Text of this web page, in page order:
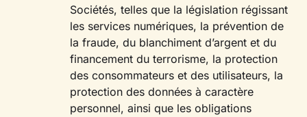
Sociétés, telles que la législation régissant
les services numériques, la prévention de
la fraude, du blanchiment d’argent et du
financement du terrorisme, la protection
des consommateurs et des utilisateurs, la
protection des données à caractère
personnel, ainsi que les obligations